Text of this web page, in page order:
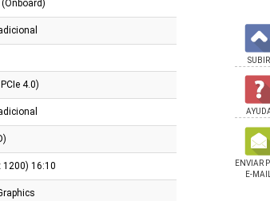
(Onboard)
4.0)
1200) 16:10
SUBIR
ENVIAR
E-